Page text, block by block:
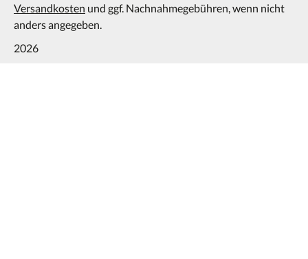
Versandkosten und ggf. Nachnahmegebühren, wenn nicht
anders angegeben.
2026